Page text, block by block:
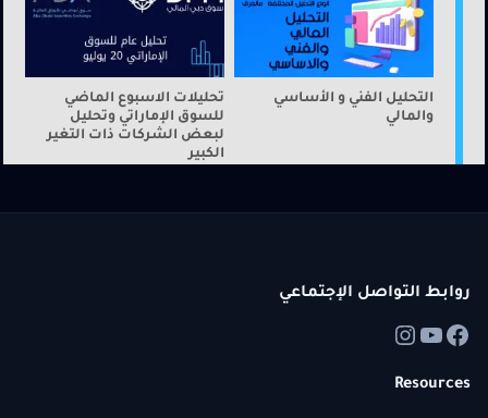
التحليل الفني و الأساسي
والمالي
تحليلات الاسبوع الماضي
للسوق الإماراتي وتحليل
لبعض الشركات ذات التغير
الكبير
روابط التواصل الإجتماعي
Resources